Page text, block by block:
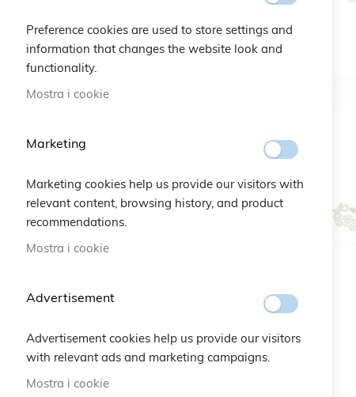
all'inizio
di
immagini
Preference cookies are used to store settings and
information that changes the website look and
functionality.
Mostra i cookie
Marketing
Marketing cookies help us provide our visitors with
relevant content, browsing history, and product
recommendations.
Mostra i cookie
Advertisement
Advertisement cookies help us provide our visitors
with relevant ads and marketing campaigns.
Mostra i cookie